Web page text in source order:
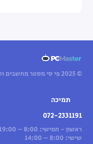
© 2025 פי סי מסטר מחשבים וסלולר. כל הזכויות שמורות.
תמיכה
072-2331191
ראשון - חמישי: 8:00 – 19:00
שישי: 8:00 – 14:00